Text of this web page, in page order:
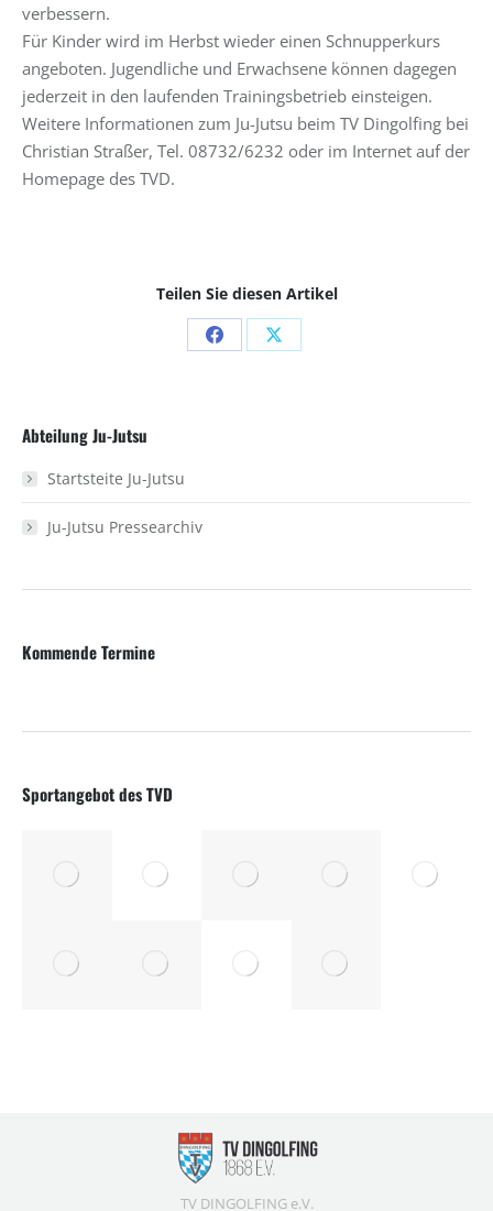
verbessern.
Für Kinder wird im Herbst wieder einen Schnupperkurs
angeboten. Jugendliche und Erwachsene können dagegen
jederzeit in den laufenden Trainingsbetrieb einsteigen.
Weitere Informationen zum Ju-Jutsu beim TV Dingolfing bei
Christian Straßer, Tel. 08732/6232 oder im Internet auf der
Homepage des TVD.
Teilen Sie diesen Artikel
Share Share
Abteilung Ju-Jutsu
Startsteite Ju-Jutsu
Ju-Jutsu Pressearchiv
Kommende Termine
Sportangebot des TVD
TV DINGOLFING e.V.